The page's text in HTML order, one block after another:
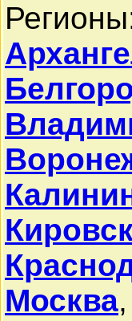
Москва,